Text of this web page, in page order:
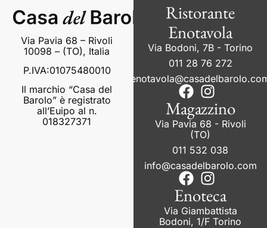
Via Pavia 68 – Rivoli
10098 – (TO), Italia
P.IVA:01075480010
Il marchio “Casa del
Barolo” è registrato
all’Euipo al n.
018327371
Ristorante
Enotavola
Via Bodoni, 7B - Torino
011 28 76 272
Magazzino
Via Pavia 68 - Rivoli
(TO)
011 532 038
info@casadelbarolo.com
Enoteca
Via Giambattista
Bodoni, 1/F Torino